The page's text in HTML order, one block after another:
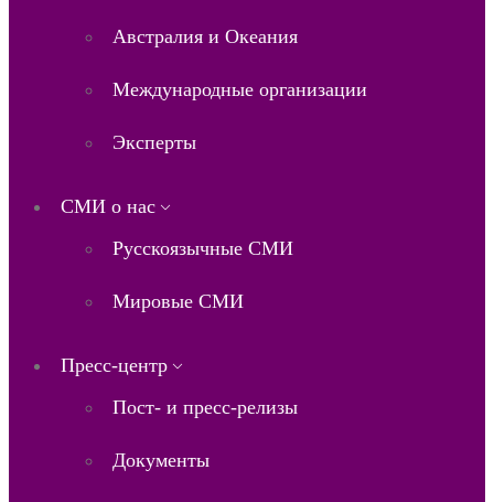
Австралия и Океания
Международные организации
Эксперты
СМИ о нас
Русскоязычные СМИ
Мировые СМИ
Пресс-центр
Пост- и пресс-релизы
Документы